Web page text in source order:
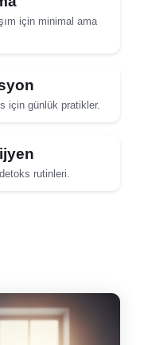
için minimal ama
için günlük pratikler.
rutinleri.